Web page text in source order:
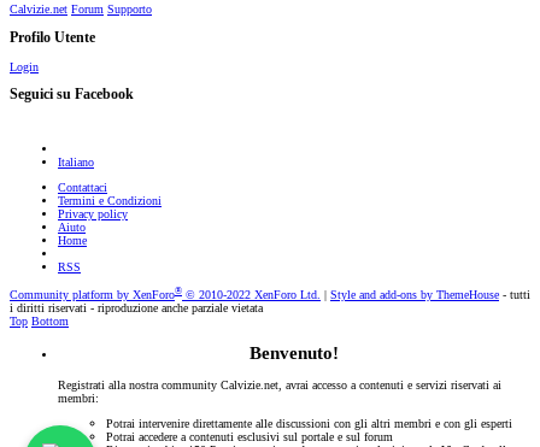
Calvizie.net Forum Supporto
Profilo Utente
Login
Seguici su Facebook
Italiano
Contattaci
Termini e Condizioni
Privacy policy
Aiuto
Home
RSS
Community platform by XenForo® © 2010-2022 XenForo Ltd. Style and add-ons by ThemeHouse - tutti
i diritti riservati - riproduzione anche parziale vietata
Top Bottom
Benvenuto!
Registrati alla nostra community Calvizie.net, avrai accesso a contenuti e servizi riservati ai
membri:
Potrai intervenire direttamente alle discussioni con gli altri membri e con gli esperti
Potrai accedere a contenuti esclusivi sul portale e sul forum